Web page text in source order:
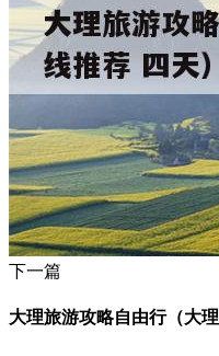
下一篇
大理旅游攻略自由行（大